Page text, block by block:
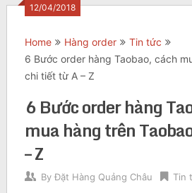
12/04/2018
Home Hàng order
Tin tức
6 Bước order hàng Taobao, cách
chi tiết từ A – Z
6 Bước order hàng
mua hàng trên
– Z
By Đặt Hàng Quảng Châu Tin